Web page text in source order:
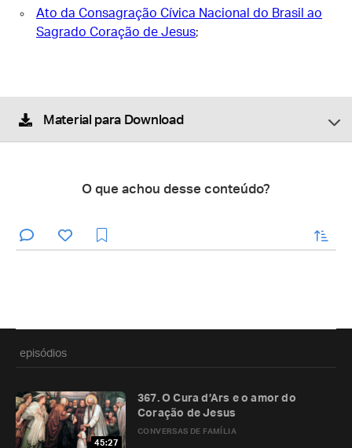
Ato da Consagração Cívica Nacional do Brasil ao
Sagrado Coração de Jesus;
Material para Download
O que achou desse conteúdo?
enviar
episódios
45:27
CONVERSAS DE FAMÍLIA
367. O Cura d’Ars e o amor do
Coração de Jesus